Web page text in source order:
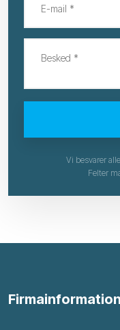
Vi besvarer
Felter
Firmainformation